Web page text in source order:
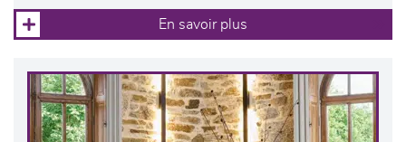
En savoir plus